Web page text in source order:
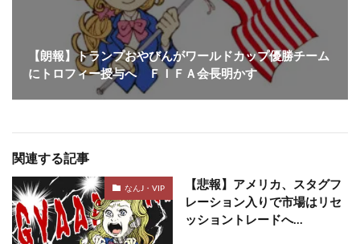
【朗報】トランプおやびんがワールドカップ優勝チーム
にトロフィー授与へ ＦＩＦＡ会長明かす
関連する記事
なんJ・VIP
【悲報】アメリカ、スタグフ
レーション入りで市場はリセ
ッショントレードへ…